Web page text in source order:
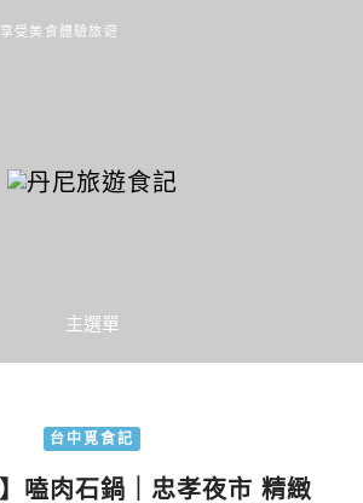
受美食體驗旅遊
主選單
台中覓食記
】嗑肉石鍋｜忠孝夜市 精緻